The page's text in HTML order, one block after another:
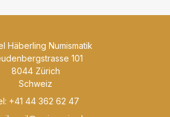
Häberling Numismatik
101
8044 Zürich
Schweiz
+41 44 362 62 47